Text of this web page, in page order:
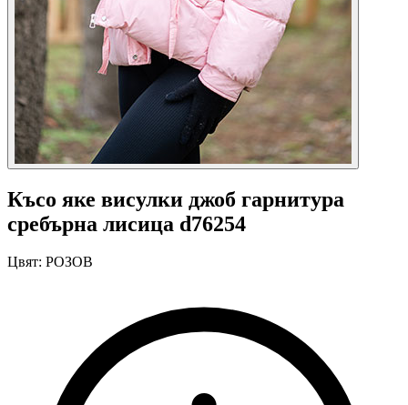
Късо яке висулки джоб гарнитура
сребърна лисица d76254
Цвят: РОЗОВ